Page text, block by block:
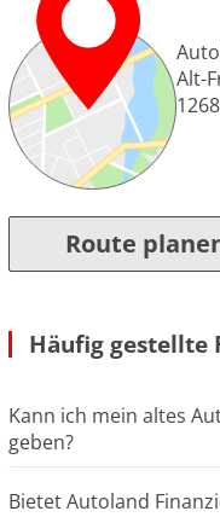
Alt-
Route
Häufig gestellte
Kann ich mein altes
geben?
Bietet Autoland